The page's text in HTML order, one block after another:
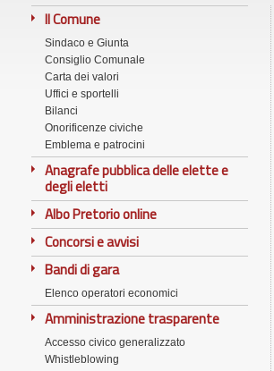
Il Comune
Sindaco e Giunta
Consiglio Comunale
Carta dei valori
Uffici e sportelli
Bilanci
Onorificenze civiche
Emblema e patrocini
Anagrafe pubblica delle elette e
degli eletti
Albo Pretorio online
Concorsi e avvisi
Bandi di gara
Elenco operatori economici
Amministrazione trasparente
Accesso civico generalizzato
Whistleblowing